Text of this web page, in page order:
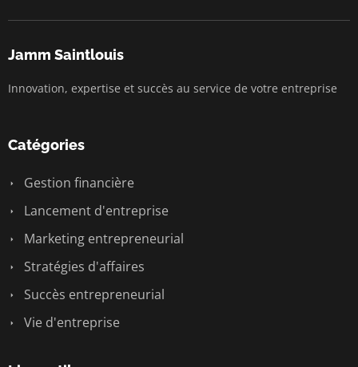
Jamm Saintlouis
Innovation, expertise et succès au service de votre entreprise
Catégories
Gestion financière
Lancement d'entreprise
Marketing entrepreneurial
Stratégies d'affaires
Succès entrepreneurial
Vie d'entreprise